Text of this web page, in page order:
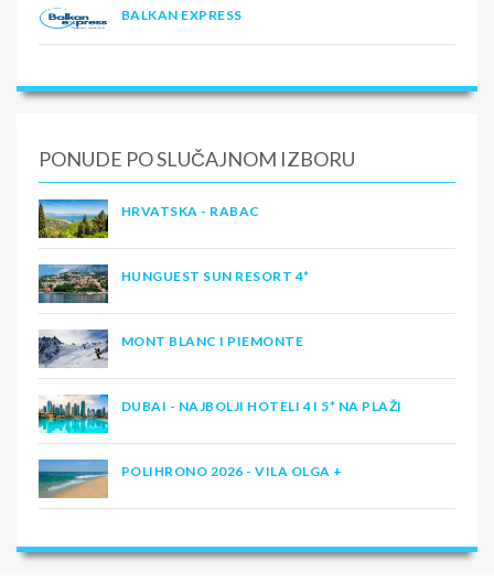
BALKAN EXPRESS
PONUDE PO SLUČAJNOM IZBORU
HRVATSKA - RABAC
HUNGUEST SUN RESORT 4*
MONT BLANC I PIEMONTE
DUBAI - NAJBOLJI HOTELI 4 I 5* NA PLAŽI
POLIHRONO 2026 - VILA OLGA +